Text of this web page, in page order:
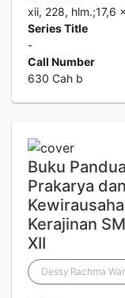
xii, 228, hlm.;17,6
Series Title
-
Call Number
630 Cah b
Buku
Prakarya dan
Kerajinan
XII
Dessy Rachma